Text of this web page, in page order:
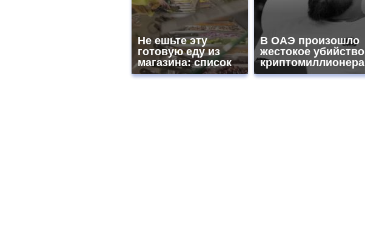
Не ешьте эту
готовую еду из
магазина: список
В ОАЭ произошло
жестокое убийство
криптомиллионера